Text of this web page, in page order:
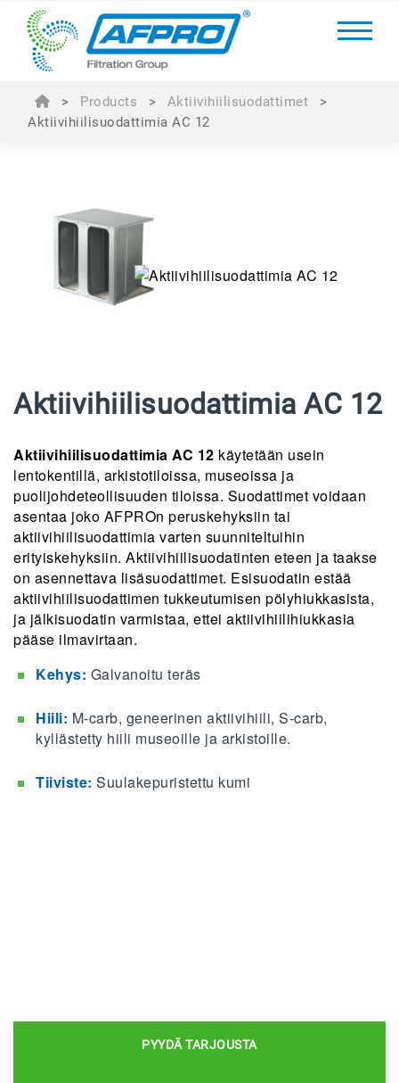
> Products > Aktiivihiilisuodattimet
>
Aktiivihiilisuodattimia AC 12
Aktiivihiilisuodattimia AC 12
Aktiivihiilisuodattimia AC 12 käytetään usein
lentokentillä, arkistotiloissa, museoissa ja
puolijohdeteollisuuden tiloissa. Suodattimet voidaan
asentaa joko AFPROn peruskehyksiin tai
aktiivihiilisuodattimia varten suunniteltuihin
erityiskehyksiin. Aktiivihiilisuodatinten eteen ja taakse
on asennettava lisäsuodattimet. Esisuodatin estää
aktiivihiilisuodattimen tukkeutumisen pölyhiukkasista,
ja jälkisuodatin varmistaa, ettei aktiivihiilihiukkasia
pääse ilmavirtaan.
Kehys: Galvanoitu teräs
Hiili: M-carb, geneerinen aktiivihiili, S-carb,
kyllästetty hiili museoille ja arkistoille.
Tiiviste: Suulakepuristettu kumi
PYYDÄ TARJOUSTA